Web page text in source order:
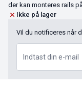
der kan monteres rails
Ikke på lager
Vil du notificeres når